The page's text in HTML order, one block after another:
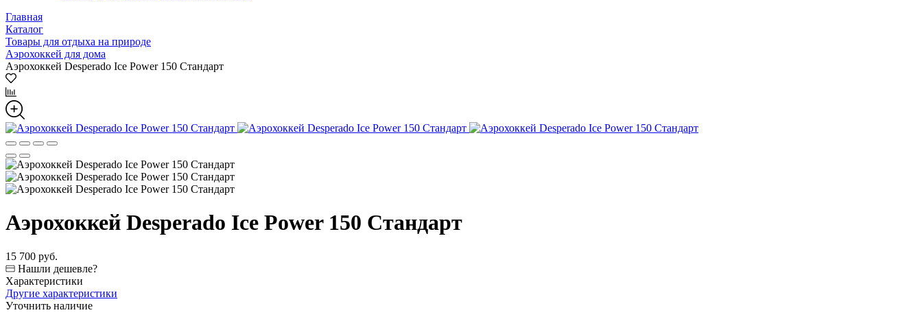
Главная
Каталог
Товары для отдыха на природе
Аэрохоккей для дома
Аэрохоккей Desperado Ice Power 150 Стандарт
Аэрохоккей Desperado Ice Power 150 Стандарт
15 700 руб.
Нашли дешевле?
Характеристики
Другие характеристики
Уточнить наличие